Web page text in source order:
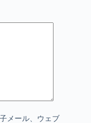
メール、ウェブ